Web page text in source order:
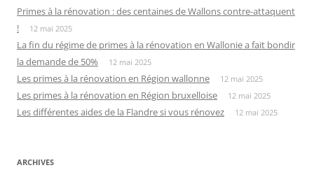
Primes à la rénovation : des centaines de Wallons contre-attaquent
!
12 mai 2025
La fin du régime de primes à la rénovation en Wallonie a fait bondir
la demande de 50%
12 mai 2025
Les primes à la rénovation en Région wallonne 12 mai 2025
Les primes à la rénovation en Région bruxelloise 12 mai 2025
Les différentes aides de la Flandre si vous rénovez 12 mai 2025
ARCHIVES